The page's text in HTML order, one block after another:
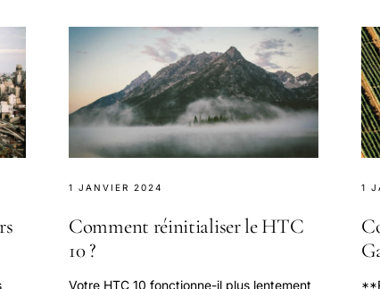
1 JANVIER 2024
Comment réinitialiser le HTC
10 ?
Votre HTC 10 fonctionne-il plus lentement
1